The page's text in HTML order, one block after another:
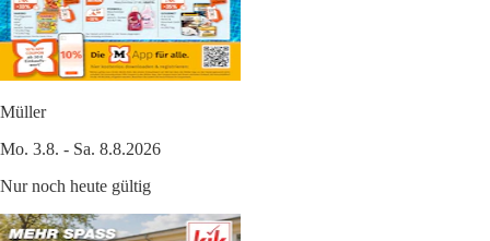
Müller
Mo. 3.8. - Sa. 8.8.2026
Nur noch heute gültig